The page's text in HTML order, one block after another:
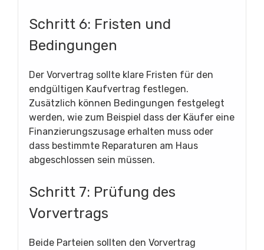
Schritt 6: Fristen und
Bedingungen
Der Vorvertrag sollte klare Fristen für den
endgültigen Kaufvertrag festlegen.
Zusätzlich können Bedingungen festgelegt
werden, wie zum Beispiel dass der Käufer eine
Finanzierungszusage erhalten muss oder
dass bestimmte Reparaturen am Haus
abgeschlossen sein müssen.
Schritt 7: Prüfung des
Vorvertrags
Beide Parteien sollten den Vorvertrag